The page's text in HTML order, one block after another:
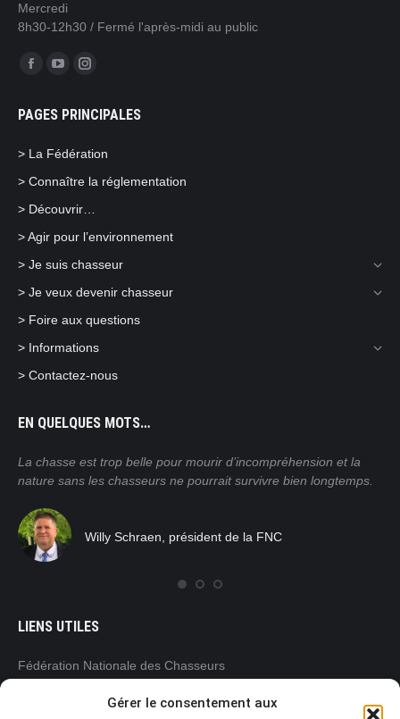
Gérer le consentement aux
Mercredi
8h30-12h30 / Fermé l'après-midi au public
Trouvez nous sur :
Facebook
opens
window
YouTube
opens
window
Instagram
opens
window
PAGES PRINCIPALES
> La Fédération
> Connaître la réglementation
> Découvrir…
> Agir pour l’environnement
> Je suis chasseur
> Je veux devenir chasseur
> Foire aux questions
> Informations
> Contactez-nous
EN QUELQUES MOTS…
La chasse est trop belle pour mourir d’incompréhension et la
nature sans les chasseurs ne pourrait survivre bien longtemps.
Willy Schraen, président de la FNC
LIENS UTILES
Fédération Nationale des Chasseurs
Fédération Régionale des Chasseurs